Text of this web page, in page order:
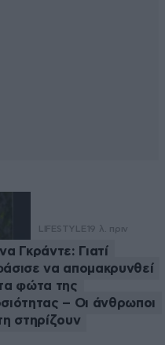
LIFESTYLE 19 λ. πριν
Γκράντε: Γιατί
να απομακρυνθεί
φώτα της
– Οι άνθρωποι
στηρίζουν